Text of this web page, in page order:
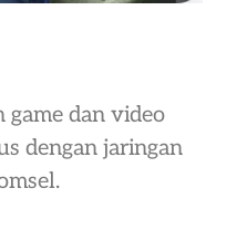
game dan video
dengan jaringan